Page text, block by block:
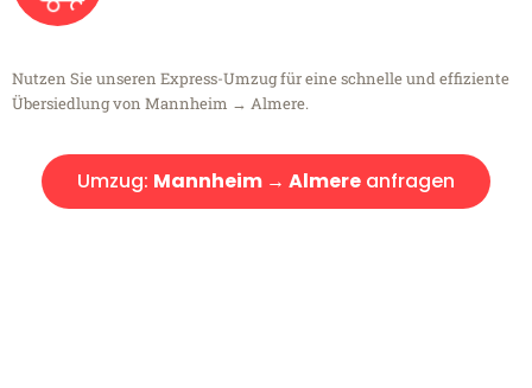
Nutzen Sie unseren Express-Umzug für eine schnelle und effiziente
Übersiedlung von Mannheim → Almere.
Umzug: Mannheim → Almere anfragen